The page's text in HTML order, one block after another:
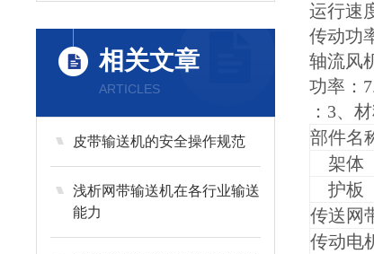
相关文章
ARTICLES
皮带输送机的安全操作规范
浅析网带输送机在各行业输送
能力
运行速
传动功
轴流风
功率：
：3、
部件名
架体
护板
传送网
传动电